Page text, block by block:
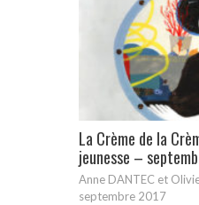
La Crème de la
jeunesse –
Anne DANTEC et
septembre 2017